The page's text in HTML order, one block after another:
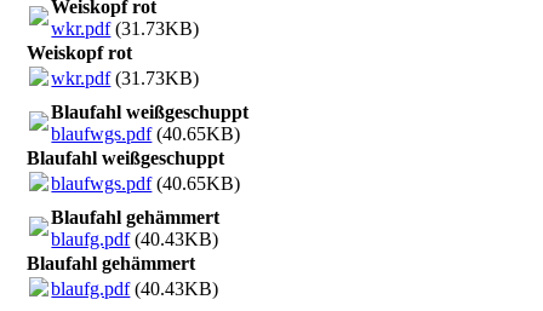
Weiskopf rot
wkr.pdf(31.73KB)
Weiskopf rot
wkr.pdf(31.73KB)
Blaufahl weißgeschuppt
blaufwgs.pdf(40.65KB)
Blaufahl weißgeschuppt
blaufwgs.pdf(40.65KB)
Blaufahl gehämmert
blaufg.pdf(40.43KB)
Blaufahl gehämmert
blaufg.pdf(40.43KB)